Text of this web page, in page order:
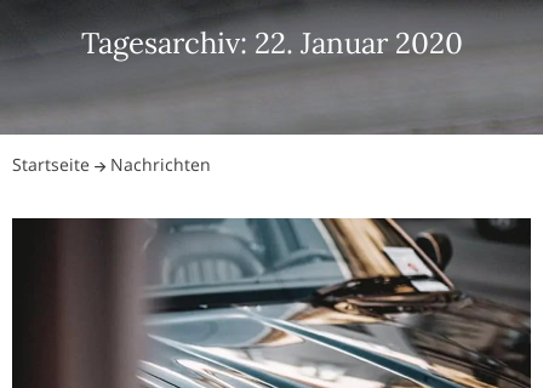
Tagesarchiv: 22. Januar 2020
Startseite Nachrichten